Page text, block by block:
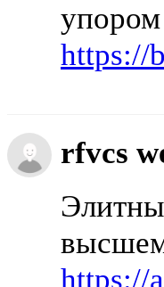
упором
https://
rfvcs
https://